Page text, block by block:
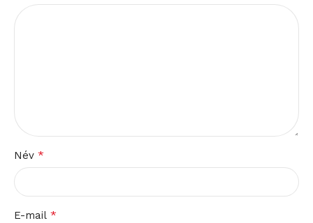
Név *
E-mail *